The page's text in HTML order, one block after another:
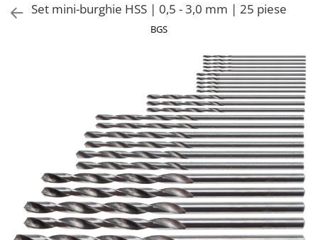
Set mini-burghie HSS | 0,5 - 3,0 mm | 25 piese
BGS